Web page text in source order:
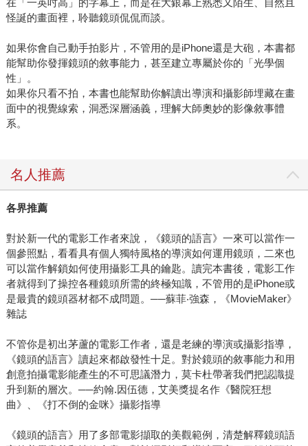
在「一英吋高」的字幕上，而是在大銀幕上熟悉又陌生、自然且
怪誕的畫面裡，聆聽鏡頭侃侃而談。
如果你會自己動手拍影片，不管用的是iPhone還是大砲，本書都
能幫助你發揮鏡頭的敘事能力，甚至建立專屬於你的「光學個
性」。
如果你只看不拍，本書也能幫助你解讀出導演和攝影師埋藏在畫
面中的視覺線索，洞悉深層涵義，理解大師奧妙的影像敘事體
系。
名人推薦
各界推薦
對於新一代的電影工作者來說，《鏡頭的語言》一來可以當作一
個參照點，看看具有個人獨特風格的導演如何運用鏡頭，二來也
可以當作解鎖如何使用攝影工具的鑰匙。讀完本書後，電影工作
者就得到了操控各種鏡頭所需的終極知識，不管用的是iPhone或
是最貴的鏡頭器材都不成問題。──蘇菲‧強森，《MovieMaker》
雜誌
不管你是初出茅蘆的電影工作者，還是老練的導演或攝影指導，
《鏡頭的語言》讀起來都啟發性十足。對於鏡頭的敘事能力和用
創意拍攝電影能產生的不可思議潛力，莫卡杜帶著我們把認識提
升到新的層次。──約翰.因伍德，艾美獎提名作《醫院狂想
曲》、《打不倒的金咪》攝影指導
《鏡頭的語言》用了多部電影擷取的美觀範例，清楚解釋鏡頭語